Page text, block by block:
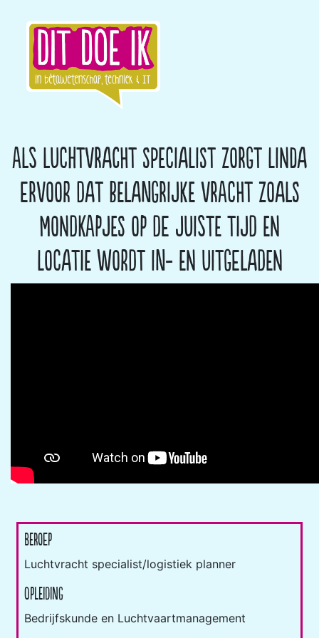
Als luchtvracht specialist zorgt Linda
ervoor dat belangrijke vracht zoals
mondkapjes op de juiste tijd en
locatie wordt in- en uitgeladen
Beroep
Luchtvracht specialist/logistiek planner
Opleiding
Bedrijfskunde en Luchtvaartmanagement